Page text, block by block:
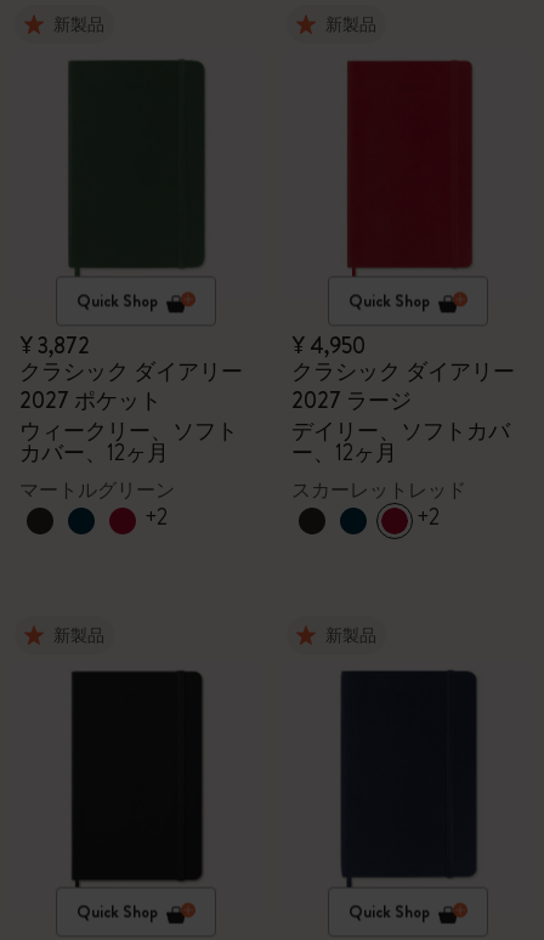
新製品
Quick Shop
¥ 3,872
クラシック ダイアリー
2027 ポケット
ウィークリー、ソフト
カバー、12ヶ月
マートルグリーン
+2
新製品
Quick Shop
¥ 4,950
クラシック ダイアリー
2027 ラージ
デイリー、ソフトカバ
ー、12ヶ月
スカーレットレッド
+2
新製品
Quick Shop
新製品
Quick Shop